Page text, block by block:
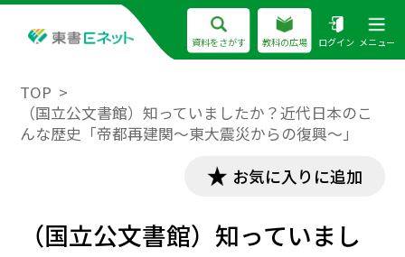
資料をさがす 教科の広場 ログイン メニュー
TOP
（国立公文書館）知っていましたか？近代日本のこ
んな歴史「帝都再建関～東大震災からの復興～」
お気に入りに追加
（国立公文書館）知っていまし